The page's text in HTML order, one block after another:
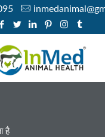
है